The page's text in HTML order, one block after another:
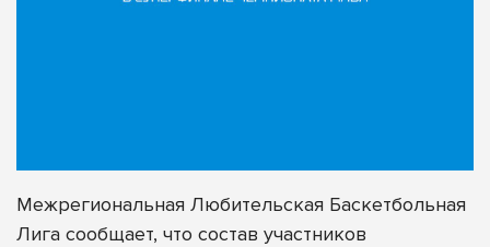
Межрегиональная Любительская Баскетбольная
Лига сообщает, что состав участников